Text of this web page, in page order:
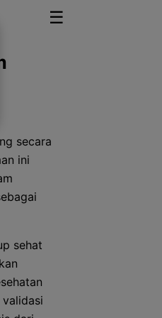
☰
secara
ini
sehat